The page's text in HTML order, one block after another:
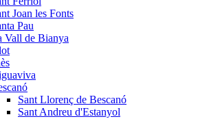
Joan les Fonts
Pau
Vall de Bianya
Sant Llorenç de Bescanó
Sant Andreu d'Estanyol